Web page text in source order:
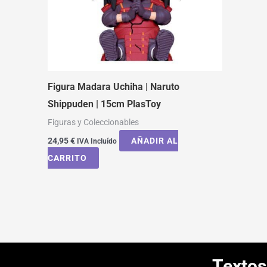
Figura Madara Uchiha | Naruto
Shippuden | 15cm PlasToy
Figuras y Coleccionables
24,95€ IVA Incluído
AÑADIR AL
CARRITO